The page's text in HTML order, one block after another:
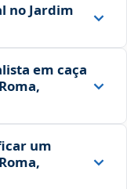
no Jardim
em caça
um